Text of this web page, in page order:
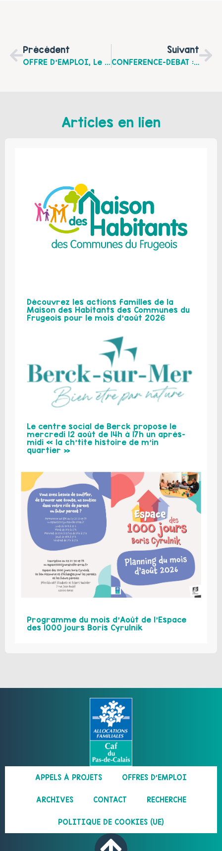
Précédent
OFFRE D'EMPLOI, Le Centre Social D'Achicourt Recrute Un(e) Coordinateur(trice) Secteur Famille-Parentalité
Suivant
CONFERENCE-DEBAT : Parents-Enfants Vivre Les Conflits, Le Jeudi 4 Mars À Arras
Articles en lien
Découvrez les actions familles de la
Maison des Habitants des Communes du
Frugeois pour le mois d’août 2026
Le centre social de Berck propose le
mercredi 12 août de 14h à 17h un après-
midi « la ch’tite histoire de m’in
quartier »
Programme du mois d’Août de l’Espace
des 1000 jours Boris Cyrulnik
APPELS À PROJETS OFFRES D’EMPLOI
ARCHIVES CONTACT RECHERCHE
POLITIQUE DE COOKIES (UE)